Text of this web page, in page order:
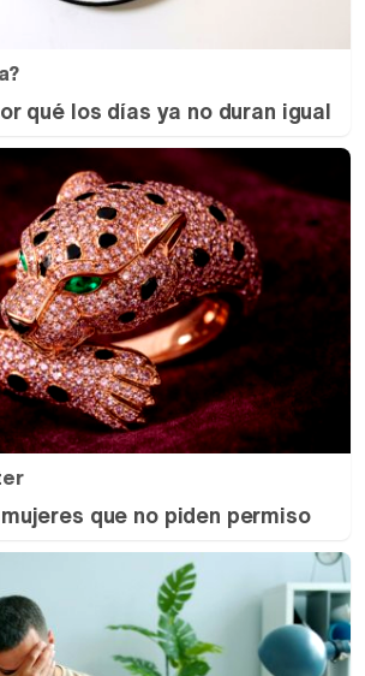
qué los días ya no duran igual
que no piden permiso